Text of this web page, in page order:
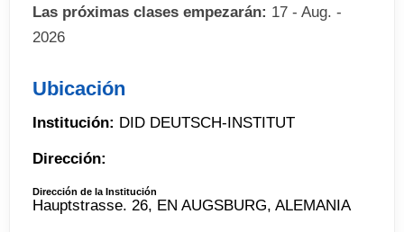
Las próximas clases empezarán: 17 - Aug. -
2026
Ubicación
Institución: DID DEUTSCH-INSTITUT
Dirección:
Dirección de la Institución
Hauptstrasse. 26, EN AUGSBURG, ALEMANIA